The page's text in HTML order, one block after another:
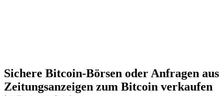
Sichere Bitcoin-Börsen oder Anfragen aus
Zeitungsanzeigen zum Bitcoin verkaufen